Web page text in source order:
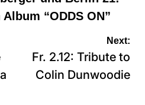
Album “ODDS ON”
Next:
Fr. 2.12: Tribute to
Colin Dunwoodie